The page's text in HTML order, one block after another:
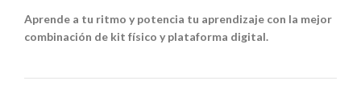
Aprende a tu ritmo y potencia tu aprendizaje con la mejor
combinación de kit físico y plataforma digital.